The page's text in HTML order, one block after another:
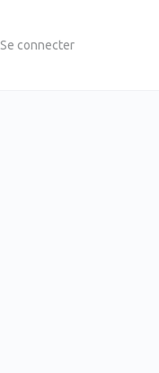
Se connecter